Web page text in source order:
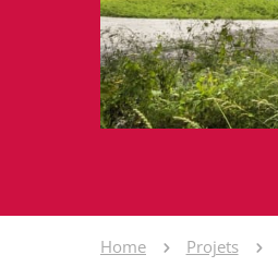
Home Projets